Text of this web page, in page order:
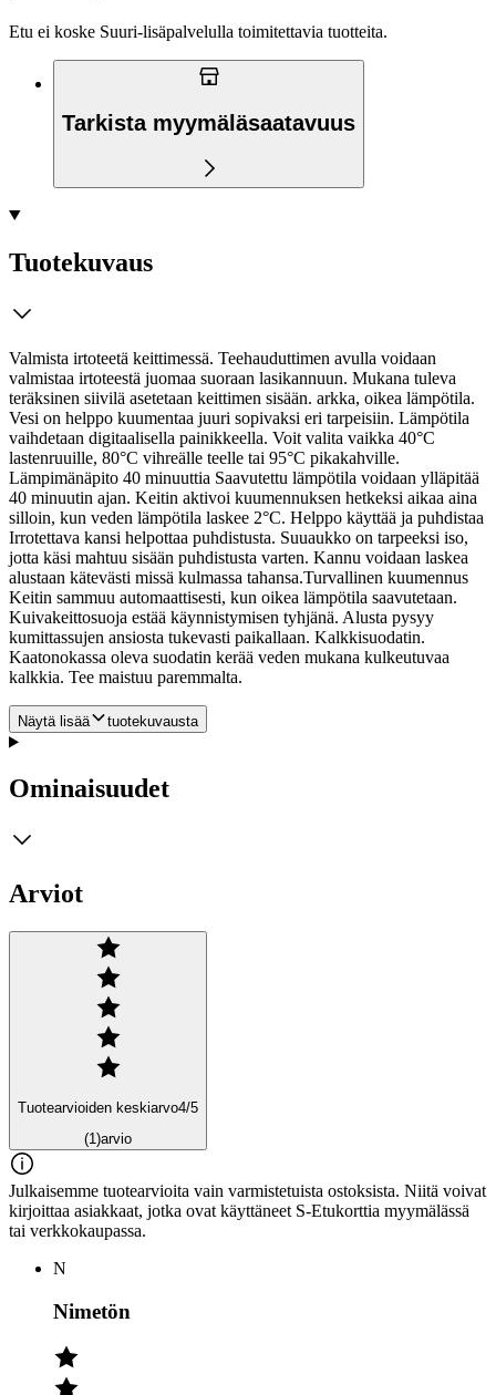
Etu ei koske Suuri‑lisäpalvelulla toimitettavia tuotteita.
Tarkista myymäläsaatavuus
Tuotekuvaus
Valmista irtoteetä keittimessä​. Teehauduttimen avulla voidaan
valmistaa irtoteestä juomaa suoraan lasikannuun. Mukana tuleva
teräksinen siivilä asetetaan keittimen sisään. ​arkka, oikea lämpötila​.
Vesi on helppo kuumentaa juuri sopivaksi eri tarpeisiin. Lämpötila
vaihdetaan digitaalisella painikkeella. Voit valita vaikka 40°C
lastenruuille, 80°C vihreälle teelle tai 95°C pikakahville. ​
Lämpimänäpito 40 minuuttia ​ Saavutettu lämpötila voidaan ylläpitää
40 minuutin ajan. Keitin aktivoi kuumennuksen hetkeksi aikaa aina
silloin, kun veden lämpötila laskee 2°C. ​Helppo käyttää ja puhdistaa
Irrotettava kansi helpottaa puhdistusta. Suuaukko on tarpeeksi iso,
jotta käsi mahtuu sisään puhdistusta varten. Kannu voidaan laskea
alustaan kätevästi missä kulmassa tahansa.​Turvallinen kuumennus​
Keitin sammuu automaattisesti, kun oikea lämpötila saavutetaan.
Kuivakeittosuoja estää käynnistymisen tyhjänä. ​ Alusta pysyy
kumittassujen ansiosta tukevasti paikallaan. ​ ​Kalkkisuodatin​.
Kaatonokassa oleva suodatin kerää veden mukana kulkeutuvaa
kalkkia. Tee maistuu paremmalta.​
Näytä lisää tuotekuvausta
Ominaisuudet
Arviot
Tuotearvioiden keskiarvo4/5
(1)arvio
Julkaisemme tuotearvioita vain varmistetuista ostoksista. Niitä voivat
kirjoittaa asiakkaat, jotka ovat käyttäneet S-Etukorttia myymälässä
tai verkkokaupassa.
N
Nimetön